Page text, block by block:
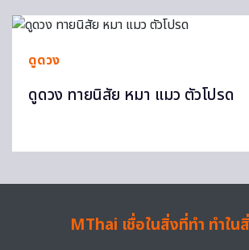
ดูดวง
ดูดวง ทายนิสัย หมา แมว ตัวโปรด
MThai เชื่อในสิ่งที่ทำ ทำใน